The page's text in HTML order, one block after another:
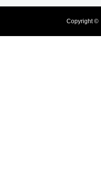
Copyright ©